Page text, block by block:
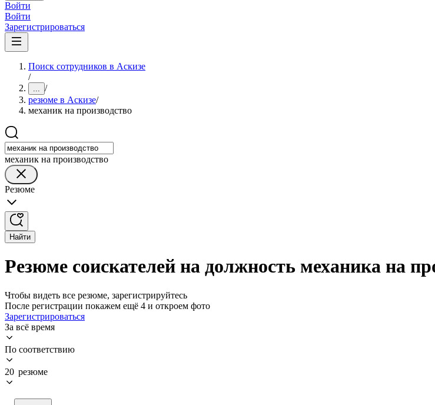
Войти
Войти
Зарегистрироваться
Поиск сотрудников в Аскизе
/
... /
резюме в Аскизе/
механик на производство
механик на производство
Резюме
Найти
Резюме соискателей на должность механика на
Чтобы видеть все резюме, зарегистрируйтесь
После регистрации покажем ещё 4 и откроем фото
Зарегистрироваться
За всё время
По соответствию
20 резюме